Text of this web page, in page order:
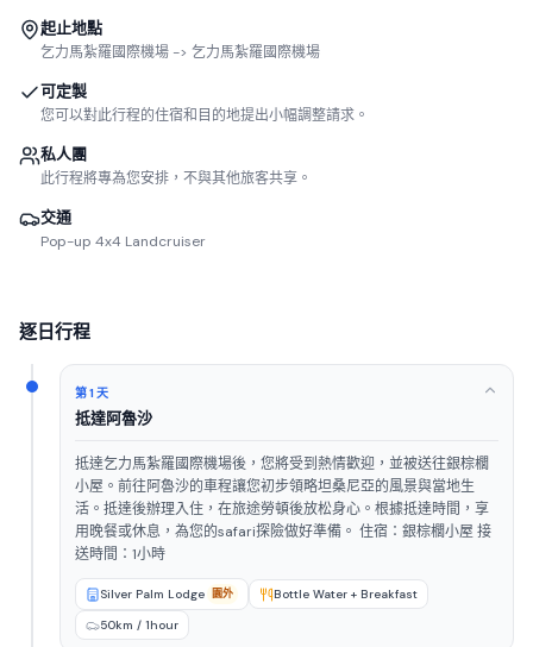
起止地點
乞力馬紮羅國際機場 -> 乞力馬紮羅國際機場
可定製
您可以對此行程的住宿和目的地提出小幅調整請求。
私人團
此行程將專為您安排，不與其他旅客共享。
交通
Pop-up 4x4 Landcruiser
逐日行程
第 1 天
抵達阿魯沙
抵達乞力馬紮羅國際機場後，您將受到熱情歡迎，並被送往銀棕櫚
小屋。前往阿魯沙的車程讓您初步領略坦桑尼亞的風景與當地生
活。抵達後辦理入住，在旅途勞頓後放松身心。根據抵達時間，享
用晚餐或休息，為您的safari探險做好準備。 住宿：銀棕櫚小屋 接
送時間：1小時
Silver Palm Lodge 園外
Bottle Water + Breakfast
50km / 1hour